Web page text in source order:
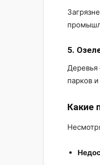
5.
Деревья
парков
Какие